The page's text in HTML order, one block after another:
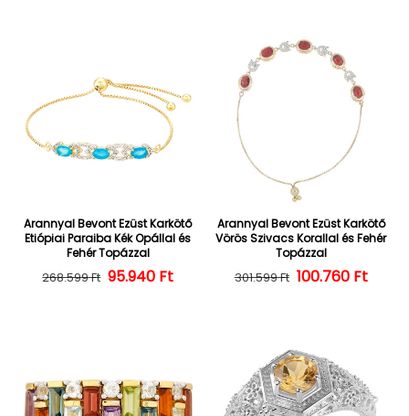
Arannyal Bevont Ezüst Karkötő
Etiópiai Paraiba Kék Opállal és
Fehér Topázzal
Normál ár
268.599 Ft Kedvezményes ár
95.940 Ft
Arannyal Bevont Ezüst Karkötő
Vörös Szivacs Korallal és Fehér
Topázzal
Normál ár
301.599 Ft 100.760 Ft